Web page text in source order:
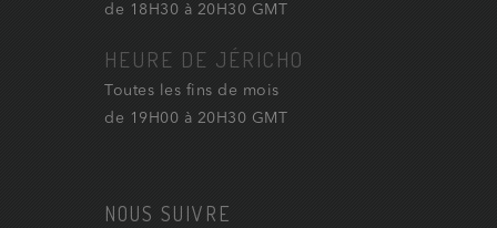
de 18H30 à 20H30 GMT
HEURE DE JÉRICHO
Toutes les fins de mois
de 19H00 à 20H30 GMT
NOUS SUIVRE